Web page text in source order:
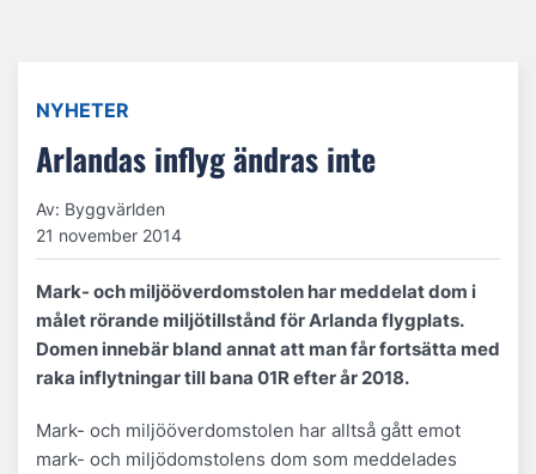
NYHETER
Arlandas inflyg ändras inte
Av: Byggvärlden
21 november 2014
Mark- och miljööverdomstolen har meddelat dom i
målet rörande miljötillstånd för Arlanda flygplats.
Domen innebär bland annat att man får fortsätta med
raka inflytningar till bana 01R efter år 2018.
Mark- och miljööverdomstolen har alltså gått emot
mark- och miljödomstolens dom som meddelades